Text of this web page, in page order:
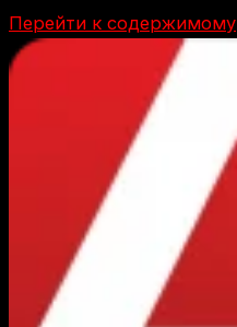
Перейти к содержимому